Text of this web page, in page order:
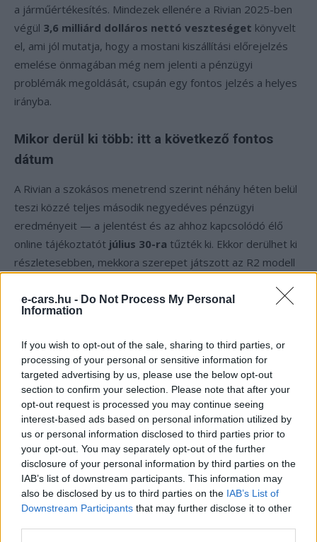
e-cars.hu - Do Not Process My Personal
Information
If you wish to opt-out of the sale, sharing to third parties, or
processing of your personal or sensitive information for
targeted advertising by us, please use the below opt-out
section to confirm your selection. Please note that after your
opt-out request is processed you may continue seeing
interest-based ads based on personal information utilized by
us or personal information disclosed to third parties prior to
your opt-out. You may separately opt-out of the further
disclosure of your personal information by third parties on the
IAB’s list of downstream participants. This information may
also be disclosed by us to third parties on the IAB’s List of
Downstream Participants that may further disclose it to other
a járműértékesítés. Mindezek ellenére a Rivian 2025-ben
végül 3,6 milliárd dolláros nettó veszteséget könyvelt
el, ami jól mutatja, hogy a mostani kiszállítási előrejelzés
emelése önmagában még nem jelenti a pénzügyi
problémák megoldását, csupán egy fontos jelzés a helyes
irányba.
Mikor derül ki több: itt a következő fontos
dátum
A Rivian a szokásos menetrend szerint néhány héten belül
teszi közzé teljes második negyedéves pénzügyi
eredményeit — a jelentést és az ahhoz kapcsolódó élő
online tájékoztatót július 30-ra tűzték ki. Ekkor derülhet ki
részletesebben, mekkora szerepet játszott az R2 modell
mennyire áll közel ahhoz, hogy a megnövekedett
kiszállítások mellett a veszteségeit is érdemben
Kövesd az e-cars.hu-t a Facebookon is, további
tartalmakért!
›
CÍMKÉK Elektromobilitás
Rivian